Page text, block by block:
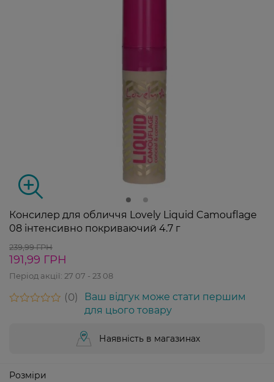
Консилер для обличчя Lovely Liquid Camouflage
08 інтенсивно покриваючий 4.7 г
239,99 ГРН
191,99 ГРН
Період акції: 27 07 - 23 08
0
Ваш відгук може стати першим
для цього товару
Наявність в магазинах
Розміри